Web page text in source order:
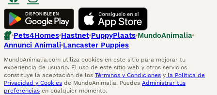
Pets4Homes Hastnet PuppyPlaats MundoAnimalia
Annunci Animali Lancaster Puppies
MundoAnimalia.com utiliza cookies en este sitio para mejorar tu
experiencia de usuario. El uso de este sitio web y otros servicios
constituye la aceptación de los Términos y Condiciones y la Política de
Privacidad y Cookies de MundoAnimalia. Puedes Administrar tus
preferencias en cualquier momento.